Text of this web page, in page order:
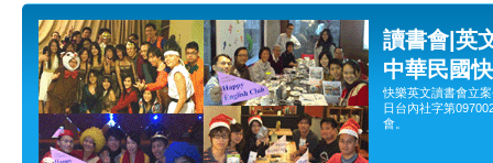
讀書會|英
中華民國
快樂英文讀書會立
日台內社字第
會。